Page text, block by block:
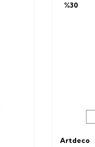
%30
Artdeco